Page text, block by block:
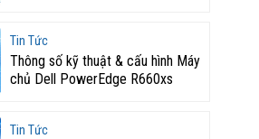
Tin Tức
Thông số kỹ thuật & cấu hình Máy
chủ Dell PowerEdge R660xs
Tin Tức